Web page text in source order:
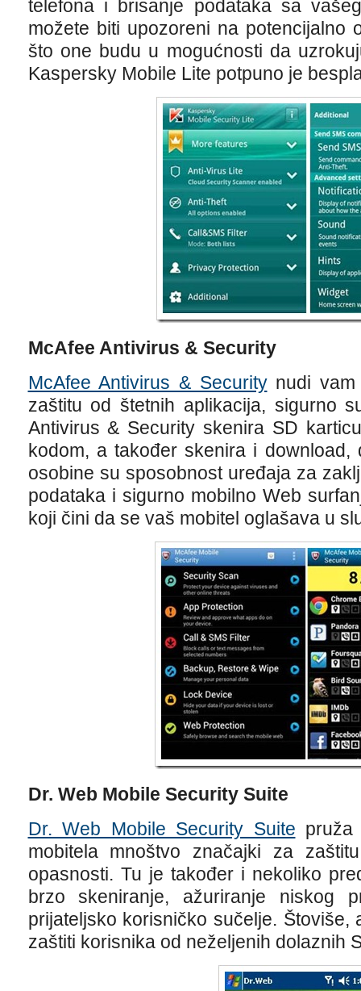
telefona i brisanje podataka sa
možete biti upozoreni na potencijalno
što one budu u mogućnosti da
Kaspersky Mobile Lite potpuno je
McAfee Antivirus & Security
McAfee Antivirus & Securitynudi vam
zaštitu od štetnih aplikacija, sigurno
Antivirus & Security skenira SD
kodom, a također skenira i download,
osobine su sposobnost uređaja za
podataka i sigurno mobilno Web
koji čini da se vaš mobitel oglašava u
Dr. Web Mobile Security Suite
Dr. Web Mobile Security Suite pruža
mobitela mnoštvo značajki za
opasnosti. Tu je također i nekoliko
brzo skeniranje, ažuriranje niskog
prijateljsko korisničko sučelje. Štoviše,
zaštiti korisnika od neželjenih dolaznih